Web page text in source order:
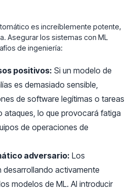
es increíblemente potente,
Asegurar los sistemas con ML
de ingeniería:
positivos: Si un modelo de
es demasiado sensible,
de software legítimas o tareas
ataques, lo que provocará fatiga
de operaciones de
adversario: Los
desarrollando activamente
modelos de ML. Al introducir